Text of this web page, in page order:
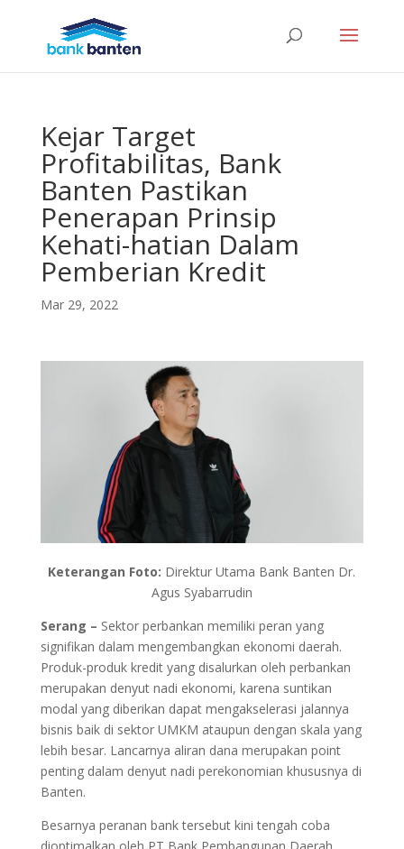
Kejar Target
Profitabilitas, Bank
Banten Pastikan
Penerapan Prinsip
Kehati-hatian Dalam
Pemberian Kredit
Mar 29, 2022
Keterangan Foto: Direktur Utama Bank Banten Dr.
Agus Syabarrudin
Serang – Sektor perbankan memiliki peran yang
signifikan dalam mengembangkan ekonomi daerah.
Produk-produk kredit yang disalurkan oleh perbankan
merupakan denyut nadi ekonomi, karena suntikan
modal yang diberikan dapat mengakselerasi jalannya
bisnis baik di sektor UMKM ataupun dengan skala yang
lebih besar. Lancarnya aliran dana merupakan point
penting dalam denyut nadi perekonomian khususnya di
Banten.
Besarnya peranan bank tersebut kini tengah coba
dioptimalkan oleh PT Bank Pembangunan Daerah